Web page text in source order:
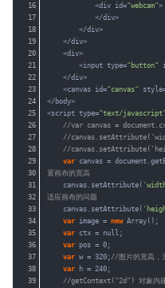
16
17
18
19
20
21
22
23
24
25
26
27
28
29
30
31
32
33
34
35
36
37
38
39
<div id="webcam">
</div>
</div>
</div>
<div>
<input type="button"
</div>
<canvas id="canvas"
</body>
<script type="text/javascript"
//var canvas =
//
//
var canvas =
置画布的宽高
canvas.setAttribute(
适应画布的问题
canvas.setAttribute(
var image = new Array();
var ctx = null;
var pos = 0;
var w = 320; //图片的宽高，
var h = 240;
//getContext("2d") 对象内建